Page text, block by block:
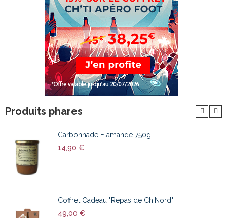
Produits phares
Carbonnade Flamande 750g
14,90 €
Coffret Cadeau "Repas de Ch'Nord"
49,00 €